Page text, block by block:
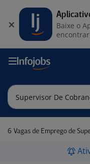
6 Vagas de Emprego de
Baixe o